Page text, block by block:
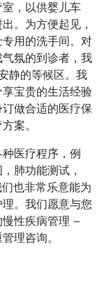
，以供婴儿车
。为方便起见，
用的洗手间。对
氛的到诊者，我
静的等候区。我
宝贵的生活经验
做合适的医疗保
案。
医疗程序，例
肺功能测试，
也非常乐意能为
。我们愿意与您
性疾病管理 –
理咨询。